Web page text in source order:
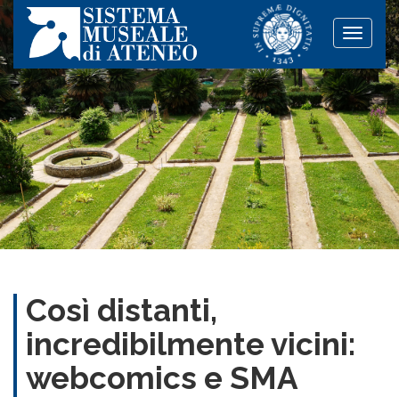
Toggle
Così distanti,
incredibilmente vicini:
webcomics e SMA